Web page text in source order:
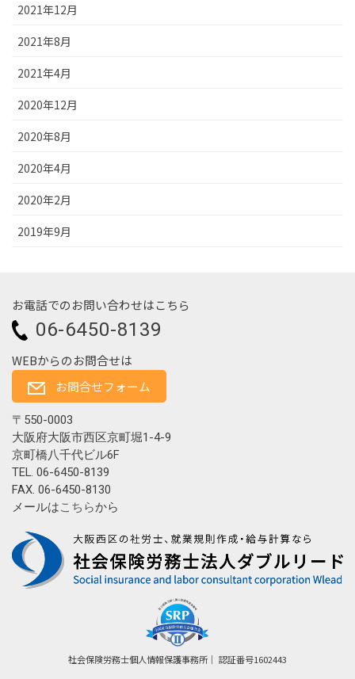
2021年12月
2021年8月
2021年4月
2020年12月
2020年8月
2020年4月
2020年2月
2019年9月
社会保険労務士個人情報保護事務所｜ 認証番号1602443
〒550-0003
大阪府大阪市西区京町堀1-4-9
京町橋八千代ビル6F
TEL. 06-6450-8139
FAX. 06-6450-8130
メールはこちらから
お電話でのお問い合わせはこちら
06-6450-8139
WEBからのお問合せは
お問合せフォーム